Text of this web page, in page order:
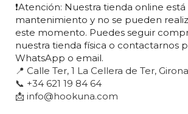
❗Atención: Nuestra tienda online está
mantenimiento y no se pueden
este momento. Puedes seguir
nuestra tienda física o contactarnos
WhatsApp o email.
📍 Calle Ter, 1 La Cellera de Ter, Girona
📞 +34 621 19 84 64
📩 info@hookuna.com